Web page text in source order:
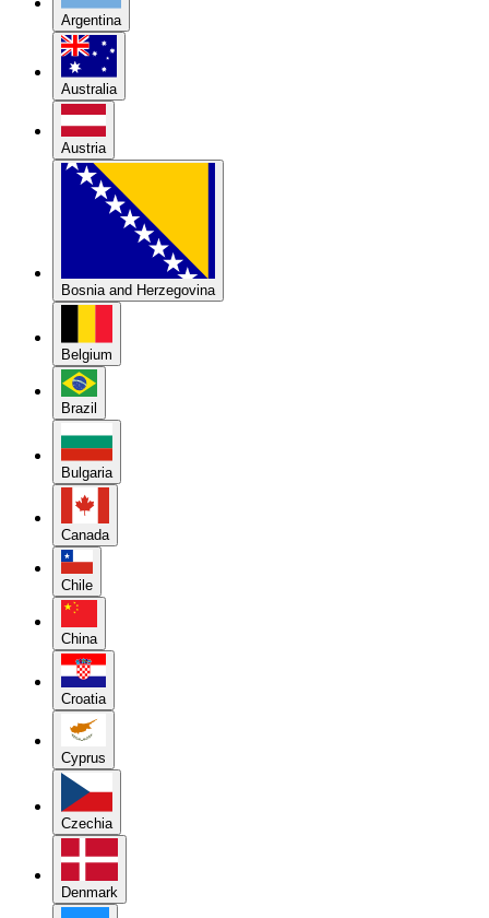
Argentina
Australia
Austria
Bosnia and Herzegovina
Belgium
Brazil
Bulgaria
Canada
Chile
China
Croatia
Cyprus
Czechia
Denmark